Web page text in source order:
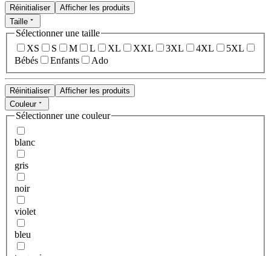
Réinitialiser
Afficher les produits
Taille
Sélectionner une taille
XS
S M L XL XXL 3XL 4XL
5XL
Bébés
Enfants Ado
Réinitialiser
Afficher les produits
Couleur
Sélectionner une couleur
blanc
gris
noir
violet
bleu